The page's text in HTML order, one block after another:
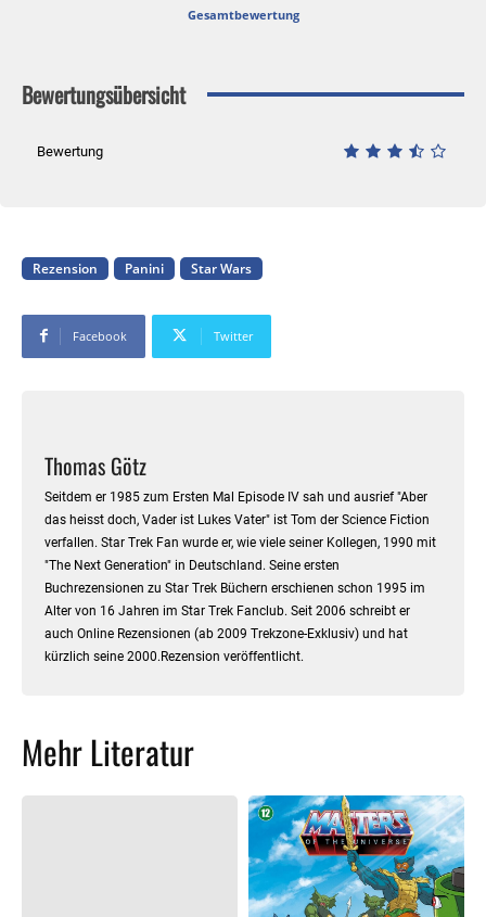
Gesamtbewertung
Bewertungsübersicht
Bewertung
Rezension Panini Star Wars
Facebook Twitter
Thomas Götz
Seitdem er 1985 zum Ersten Mal Episode IV sah und ausrief "Aber
das heisst doch, Vader ist Lukes Vater" ist Tom der Science Fiction
verfallen. Star Trek Fan wurde er, wie viele seiner Kollegen, 1990 mit
"The Next Generation" in Deutschland. Seine ersten
Buchrezensionen zu Star Trek Büchern erschienen schon 1995 im
Alter von 16 Jahren im Star Trek Fanclub. Seit 2006 schreibt er
auch Online Rezensionen (ab 2009 Trekzone-Exklusiv) und hat
kürzlich seine 2000.Rezension veröffentlicht.
Mehr Literatur